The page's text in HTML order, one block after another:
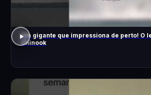
Um gigante que impressiona de perto! O
Chinook